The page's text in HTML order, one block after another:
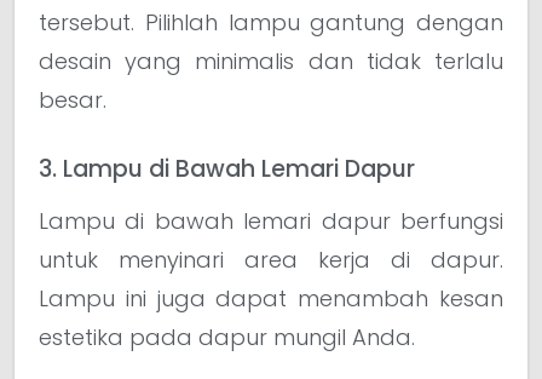
tersebut. Pilihlah lampu gantung dengan
desain yang minimalis dan tidak terlalu
besar.
3. Lampu di Bawah Lemari Dapur
Lampu di bawah lemari dapur berfungsi
untuk menyinari area kerja di dapur.
Lampu ini juga dapat menambah kesan
estetika pada dapur mungil Anda.